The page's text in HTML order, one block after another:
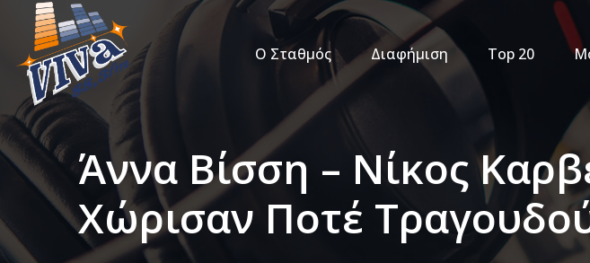
Ο Σταθμός Διαφήμιση Top 20
Άννα Βίσση – Νίκος
Χώρισαν Ποτέ